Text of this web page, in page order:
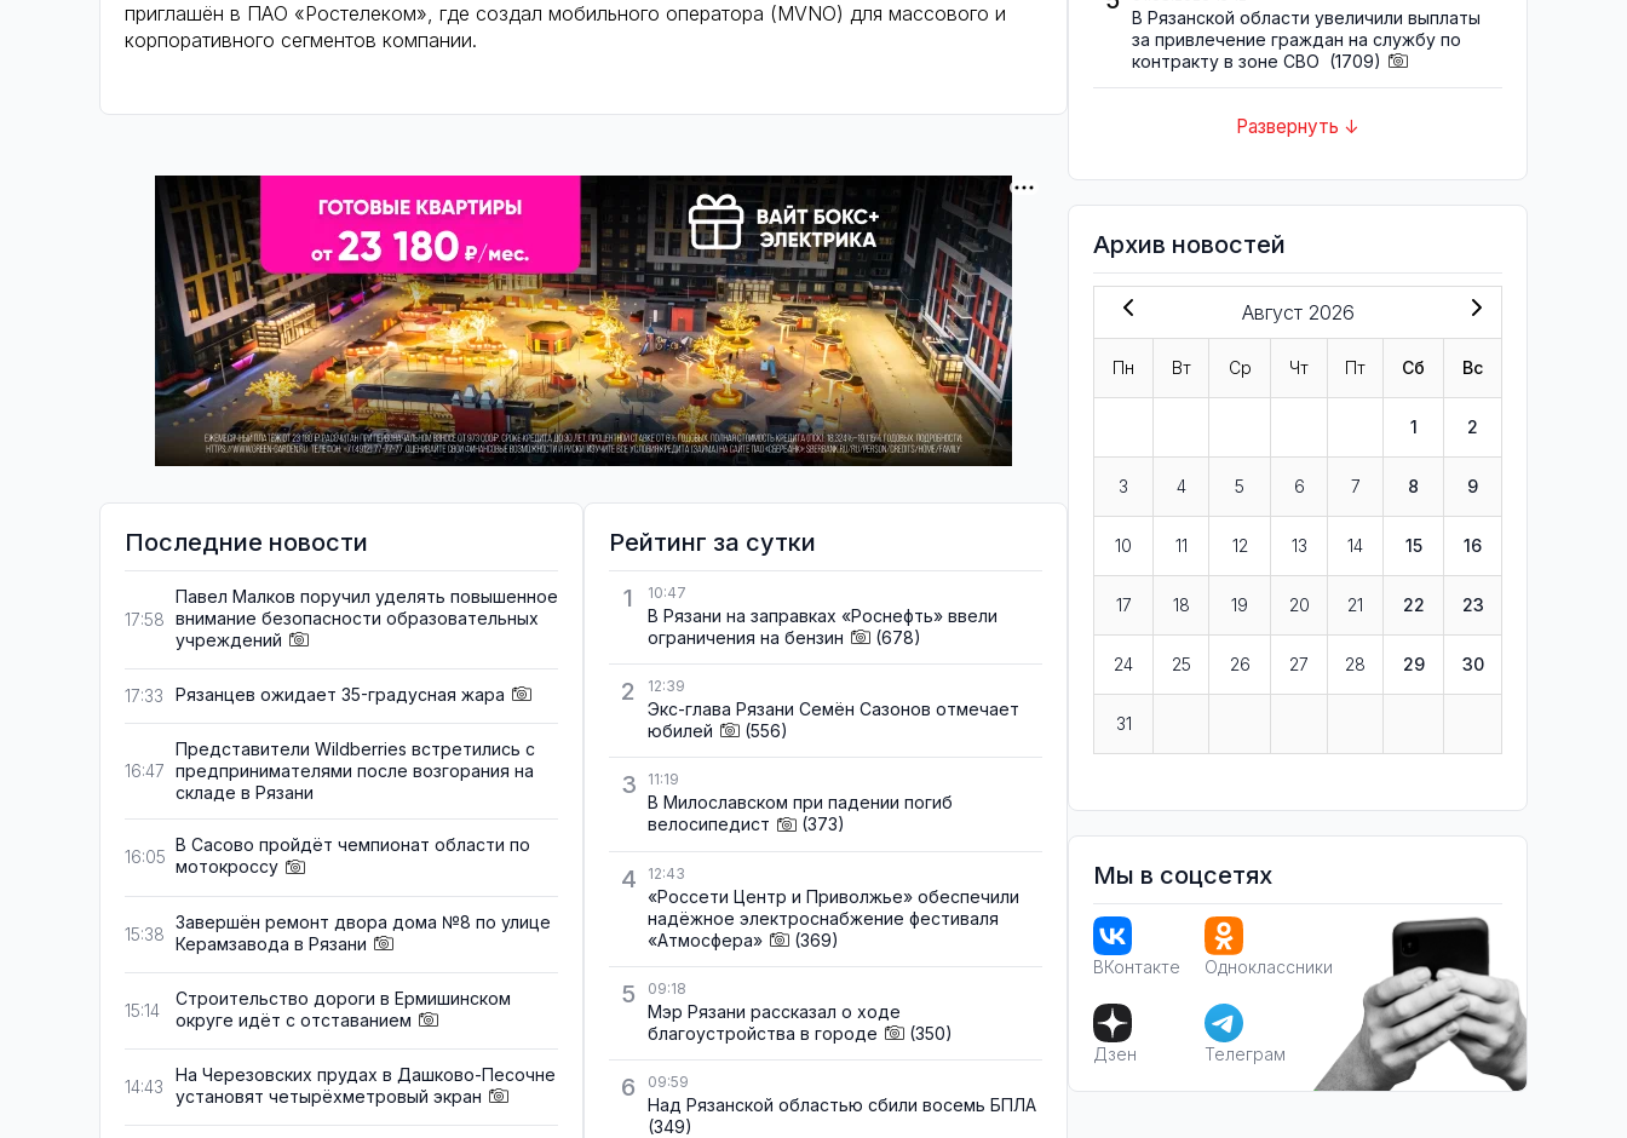
приглашён в ПАО «Ростелеком», где создал мобильного оператора (MVNO) для массового и
корпоративного сегментов компании.
Последние новости
17:58
Павел Малков поручил уделять повышенное
внимание безопасности образовательных
учреждений
17:33 Рязанцев ожидает 35-градусная жара
16:47
Представители Wildberries встретились с
предпринимателями после возгорания на
складе в Рязани
16:05
В Сасово пройдёт чемпионат области по
мотокроссу
15:38
Завершён ремонт двора дома №8 по улице
Керамзавода в Рязани
15:14
Строительство дороги в Ермишинском
округе идёт с отставанием
14:43
На Черезовских прудах в Дашково-Песочне
установят четырёхметровый экран
Рейтинг за сутки
1
10:47
В Рязани на заправках «Роснефть» ввели
ограничения на бензин
(678)
2 12:39
Экс-глава Рязани Семён Сазонов отмечает
юбилей
(556)
3 11:19
В Милославском при падении погиб
велосипедист
(373)
4 12:43
«Россети Центр и Приволжье» обеспечили
надёжное электроснабжение фестиваля
«Атмосфера»
(369)
5 09:18
Мэр Рязани рассказал о ходе
благоустройства в городе
(350)
6 09:59
Над Рязанской областью сбили восемь БПЛА
(349)
В Рязанской области увеличили выплаты
за привлечение граждан на службу по
контракту в зоне СВО (1709)
Развернуть ↓
Архив новостей
Август 2026
Пн Вт Ср Чт Пт Сб Вс
1 2
3 4 5 6 7 8 9
10 11 12 13 14 15 16
17 18 19 20 21 22 23
24 25 26 27 28 29 30
31
Мы в соцсетях
ВКонтакте Одноклассники
Дзен Телеграм